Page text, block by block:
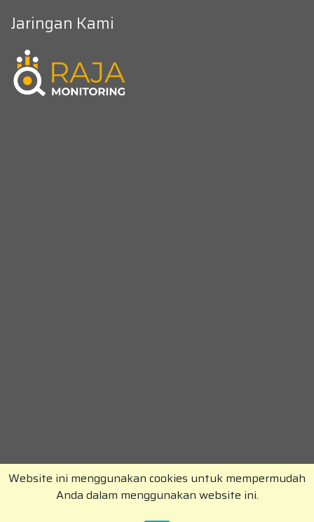
Jaringan Kami
Copyright © RajaKomen.com 2026 All Rights
Website ini menggunakan cookies untuk mempermudah
Anda dalam menggunakan website ini.